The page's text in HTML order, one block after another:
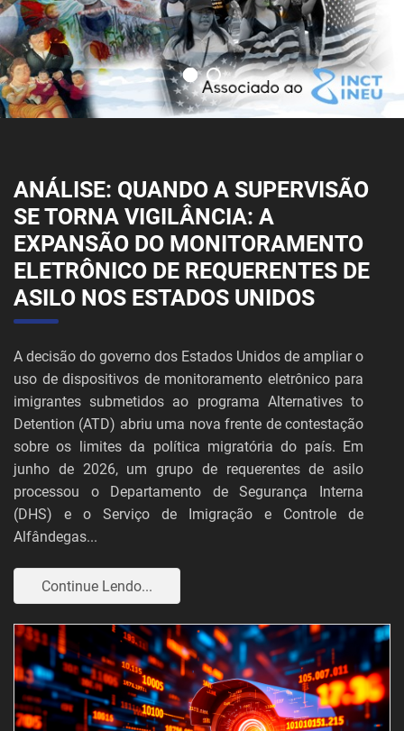
ANÁLISE: QUANDO A SUPERVISÃO
SE TORNA VIGILÂNCIA: A
EXPANSÃO DO MONITORAMENTO
ELETRÔNICO DE REQUERENTES DE
ASILO NOS ESTADOS UNIDOS
A decisão do governo dos Estados Unidos de ampliar o
uso de dispositivos de monitoramento eletrônico para
imigrantes submetidos ao programa Alternatives to
Detention (ATD) abriu uma nova frente de contestação
sobre os limites da política migratória do país. Em
junho de 2026, um grupo de requerentes de asilo
processou o Departamento de Segurança Interna
(DHS) e o Serviço de Imigração e Controle de
Alfândegas...
Continue Lendo...